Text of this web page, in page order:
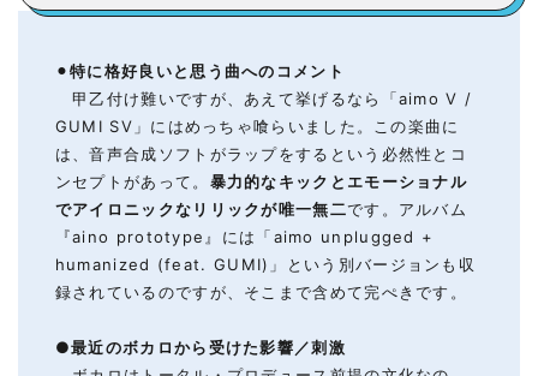
⚫︎特に格好良いと思う 曲へのコメント
甲乙付け難いですが、あえて挙げるなら「aimo V /
GUMI SV」にはめっちゃ喰らいました。この楽曲に
は、音声合成ソフトがラップをするという必然性とコ
ンセプトがあって。 暴力的なキックとエモーショナル
でアイロニックなリリックが唯一無二です。アルバム
『aino prototype』には「aimo unplugged +
humanized (feat. GUMI)」という別バージョンも収
録されているのですが、そこまで含めて完ぺきです。
●最近のボカロから受けた影響／刺激